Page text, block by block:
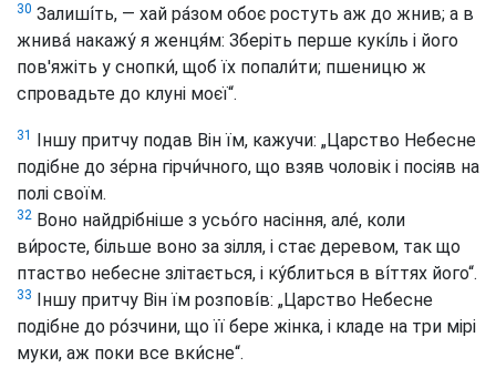
30 Залиші́ть, — хай ра́зом обоє ростуть аж до жнив; а в
жнива́ накажу́ я женця́м: Зберіть перше кукі́ль і його
пов'яжіть у снопки́, щоб їх попали́ти; пшеницю ж
спровадьте до клуні моєї“.
31 Іншу притчу подав Він їм, кажучи: „Царство Небесне
подібне до зе́рна гірчи́чного, що взяв чоловік і посіяв на
полі своїм.
32 Воно найдрібніше з усьо́го насіння, але́, коли
ви́росте, більше воно за зілля, і стає деревом, так що
птаство небесне злітається, і ку́блиться в ві́ттях його“.
33 Іншу притчу Він їм розпові́в: „Царство Небесне
подібне до ро́зчини, що її бере жінка, і кладе на три мірі
муки, аж поки все вки́сне“.